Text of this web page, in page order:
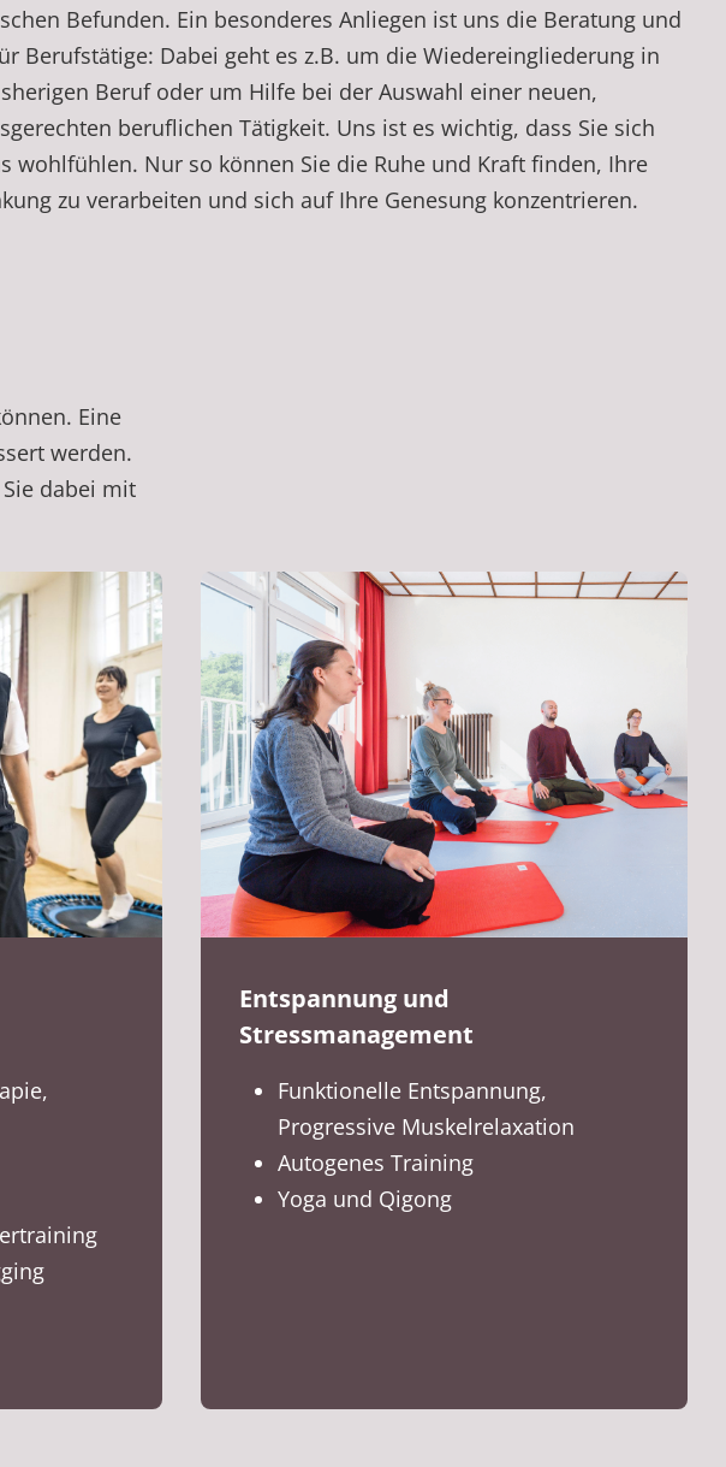
Befunden. Ein besonderes Anliegen ist uns die Beratung und
Berufstätige: Dabei geht es z.B. um die Wiedereingliederung in
Beruf oder um Hilfe bei der Auswahl einer neuen,
beruflichen Tätigkeit. Uns ist es wichtig, dass Sie sich
wohlfühlen. Nur so können Sie die Ruhe und Kraft finden, Ihre
zu verarbeiten und sich auf Ihre Genesung konzentrieren.
Eine
werden.
dabei mit
Entspannung und
Stressmanagement
Funktionelle Entspannung,
Progressive Muskelrelaxation
Autogenes Training
Yoga und Qigong